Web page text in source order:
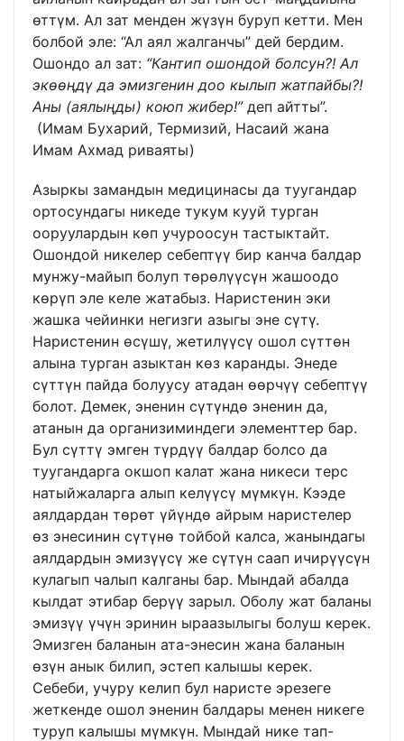
өттүм. Ал зат менден жүзүн буруп кетти. Мен
болбой эле: “Ал аял жалганчы” дей бердим.
Ошондо ал зат: “Кантип ошондой болсун?! Ал
экөөңдү да эмизгенин доо кылып жатпайбы?!
Аны (аялыңды) коюп жибер!” деп айтты”.
(Имам Бухарий, Термизий, Насаий жана
Имам Ахмад риваяты)
Азыркы замандын медицинасы да туугандар
ортосундагы никеде тукум кууй турган
ооруулардын көп учуроосун тастыктайт.
Ошондой никелер себептүү бир канча балдар
мунжу-майып болуп төрөлүүсүн жашоодо
көрүп эле келе жатабыз. Наристенин эки
жашка чейинки негизги азыгы эне сүтү.
Наристенин өсүшү, жетилүүсү ошол сүттөн
алына турган азыктан көз каранды. Энеде
сүттүн пайда болуусу атадан өөрчүү себептүү
болот. Демек, эненин сүтүндө эненин да,
атанын да организиминдеги элементтер бар.
Бул сүттү эмген түрдүү балдар болсо да
туугандарга окшоп калат жана никеси терс
натыйжаларга алып келүүсү мүмкүн. Кээде
аялдардан төрөт үйүндө айрым наристелер
өз энесинин сүтүнө тойбой калса, жанындагы
аялдардын эмизүүсү же сүтүн саап ичирүүсүн
кулагып чалып калганы бар. Мындай абалда
кылдат этибар берүү зарыл. Оболу жат баланы
эмизүү үчүн эринин ыраазылыгы болуш керек.
Эмизген баланын ата-энесин жана баланын
өзүн анык билип, эстеп калышы керек.
Себеби, учуру келип бул наристе эрезеге
жеткенде ошол эненин балдары менен никеге
туруп калышы мүмкүн. Мындай нике тап-